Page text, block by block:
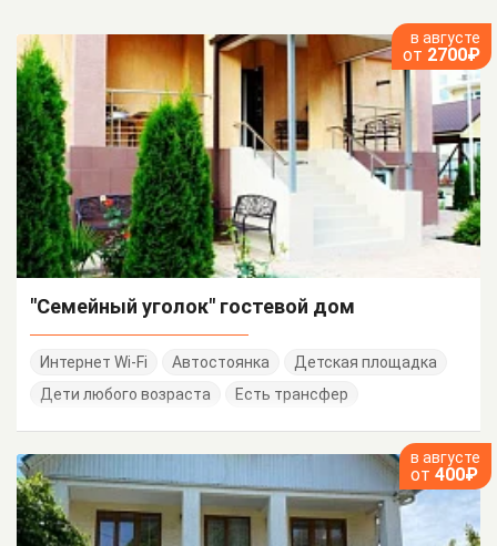
в августе
от 2700₽
"Семейный уголок" гостевой дом
Интернет Wi-Fi Автостоянка
Детская площадка
Дети любого возраста
Есть трансфер
в августе
от 400₽